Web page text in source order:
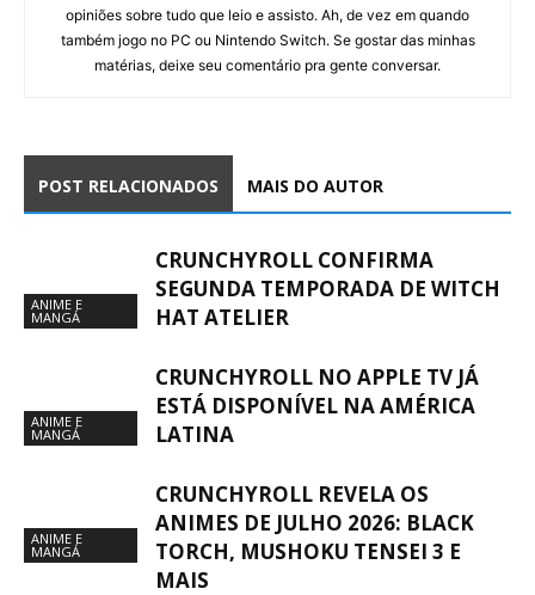
opiniões sobre tudo que leio e assisto. Ah, de vez em quando
também jogo no PC ou Nintendo Switch. Se gostar das minhas
matérias, deixe seu comentário pra gente conversar.
POST RELACIONADOS MAIS DO AUTOR
ANIME E
MANGÁ
CRUNCHYROLL CONFIRMA
SEGUNDA TEMPORADA DE WITCH
HAT ATELIER
ANIME E
MANGÁ
CRUNCHYROLL NO APPLE TV JÁ
ESTÁ DISPONÍVEL NA AMÉRICA
LATINA
ANIME E
MANGÁ
CRUNCHYROLL REVELA OS
ANIMES DE JULHO 2026: BLACK
TORCH, MUSHOKU TENSEI 3 E
MAIS